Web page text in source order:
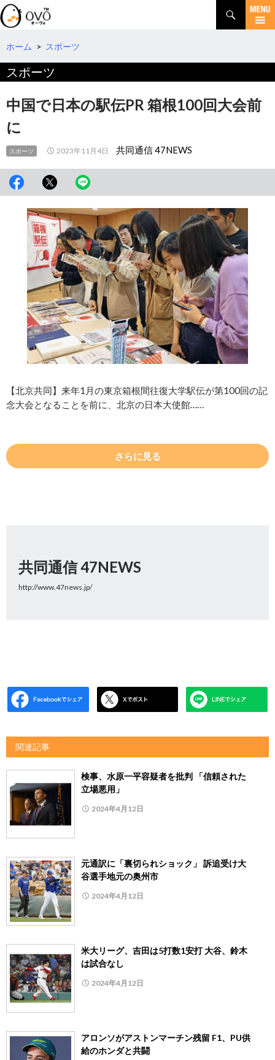
検
索
コ
テ
へ
動
ホーム > スポーツ
スポーツ
中国で日本の駅伝PR 箱根100回大会前
に
スポーツ 2023年11月4日 共同通信 47NEWS
【北京共同】来年1月の東京箱根間往復大学駅伝が第100回の記
念大会となることを前に、北京の日本大使館……
さらに見る
共同通信 47NEWS
http://www.47news.jp/
関連記事
検事、水原一平容疑者を批判 「信頼された
立場悪用」
2024年4月12日
元通訳に「裏切られショック」 訴追受け大
谷選手地元の奥州市
2024年4月12日
米大リーグ、吉田は5打数1安打 大谷、鈴木
は試合なし
2024年4月12日
アロンソがアストンマーチン残留 F1、PU供
給のホンダと共闘